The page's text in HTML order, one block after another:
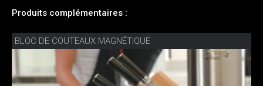
Produits complémentaires :
BLOC DE COUTEAUX MAGNÉTIQUE